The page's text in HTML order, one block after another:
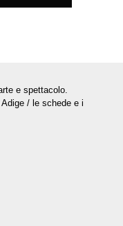
e spettacolo.
/ le schede e i